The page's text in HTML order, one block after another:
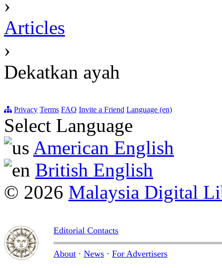
›
Articles
›
Dekatkan ayah
Privacy Terms FAQ Invite a Friend Language (en)
Select Language
American English
British English
© 2026 Malaysia Digital
Editorial Contacts
About · News · For Advertisers